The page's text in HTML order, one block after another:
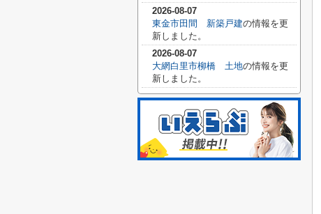
2026-08-07
東金市田間 新築戸建の情報を更
新しました。
2026-08-07
大網白里市柳橋 土地の情報を更
新しました。